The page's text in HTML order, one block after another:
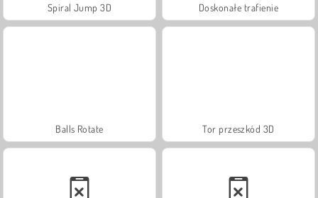
Spiral Jump 3D Doskonałe trafienie
Balls Rotate Tor przeszkód 3D